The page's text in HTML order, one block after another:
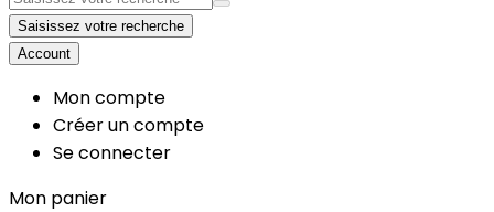
Saisissez votre recherche
Account
Mon compte
Créer un compte
Se connecter
Mon panier